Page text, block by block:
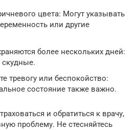
цвета: Могут указывать
или другие
более нескольких дней:
тревогу или беспокойство:
состояние также важно.
и обратиться к врачу,
проблему. Не стесняйтесь